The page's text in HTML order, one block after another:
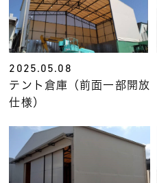
2025.05.08
テント倉庫（前面一部開放
仕様）